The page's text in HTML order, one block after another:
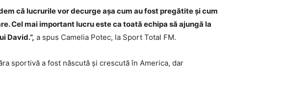
că lucrurile vor decurge așa cum au fost pregătite și cum
Cel mai important lucru este ca toată echipa să ajungă la
David.”, a spus Camelia Potec, la Sport Total FM.
sportivă a fost născută și crescută în America, dar